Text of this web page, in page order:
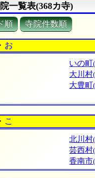
一覧表(368カ寺)
順 寺院件数順
お
いの町
大川村
大豊町
こ
北川村
芸西村
香南市